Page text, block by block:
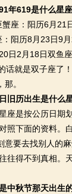
年619是什么星座
：阳历6月21日
阳历8月23日9
日2月18日双鱼
话就是双子座了
。
旧历出生是什么
是按公历日期
照下面的资料。
意要去找别人的
往得不到真相。
中秋节那天出生